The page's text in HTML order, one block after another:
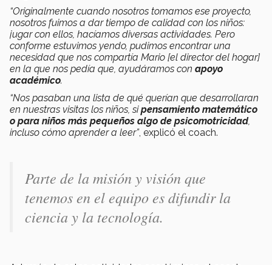
“Originalmente cuando nosotros tomamos ese proyecto,
nosotros fuimos a dar tiempo de calidad con los niños:
jugar con ellos, hacíamos diversas actividades. Pero
conforme estuvimos yendo, pudimos encontrar una
necesidad que nos compartía Mario [el director del hogar]
en la que nos pedía que, ayudáramos con apoyo
académico.
“Nos pasaban una lista de qué querían que desarrollaran
en nuestras visitas los niños, sipensamiento matemático
o para niños más pequeños algo de psicomotricidad,
incluso cómo aprender a leer”, explicó el coach.
Parte de la misión y visión que
tenemos en el equipo es difundir la
ciencia y la tecnología.